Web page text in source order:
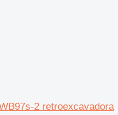
2 retroexcavadora